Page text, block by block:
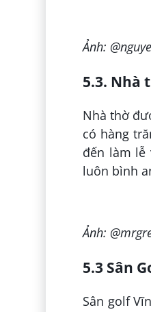
Ảnh:
5.3. Nhà
Nhà thờ
có hàng
đến làm lễ
luôn bình
Ảnh:
5.3 Sân
Sân golf